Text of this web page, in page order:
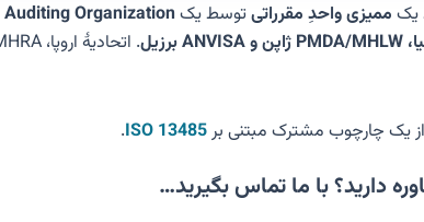
ممیزی واحدِ مقرراتیتوسط یکAuditing Organization
از یک چارچوب مشترک مبتنی برISO 13485
.
دارید؟ با ما تماس بگیرید…